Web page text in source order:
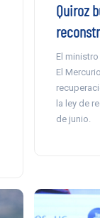
Quiroz
El
El
la ley de
de junio.